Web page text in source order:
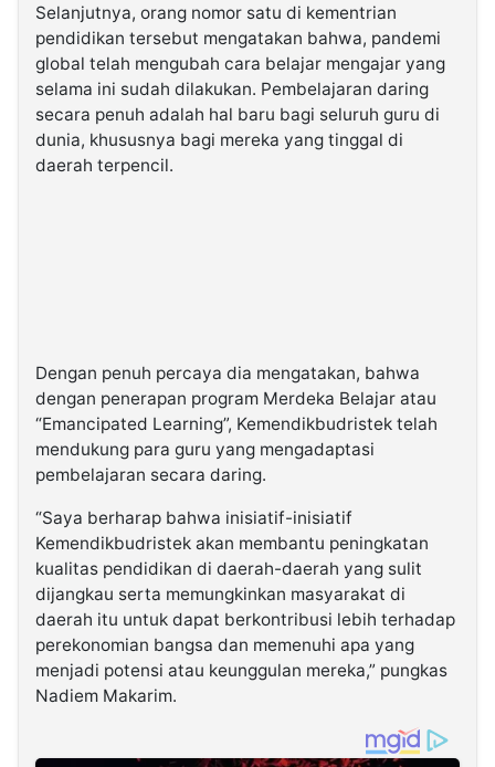
Selanjutnya, orang nomor satu di kementrian
pendidikan tersebut mengatakan bahwa, pandemi
global telah mengubah cara belajar mengajar yang
selama ini sudah dilakukan. Pembelajaran daring
secara penuh adalah hal baru bagi seluruh guru di
dunia, khususnya bagi mereka yang tinggal di
daerah terpencil.
Dengan penuh percaya dia mengatakan, bahwa
dengan penerapan program Merdeka Belajar atau
“Emancipated Learning”, Kemendikbudristek telah
mendukung para guru yang mengadaptasi
pembelajaran secara daring.
“Saya berharap bahwa inisiatif-inisiatif
Kemendikbudristek akan membantu peningkatan
kualitas pendidikan di daerah-daerah yang sulit
dijangkau serta memungkinkan masyarakat di
daerah itu untuk dapat berkontribusi lebih terhadap
perekonomian bangsa dan memenuhi apa yang
menjadi potensi atau keunggulan mereka,” pungkas
Nadiem Makarim.